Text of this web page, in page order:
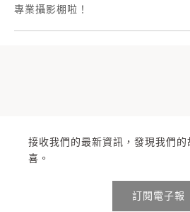
專業攝影棚啦！
接收我們的最新資訊，發現我們
喜。
訂閱電子報